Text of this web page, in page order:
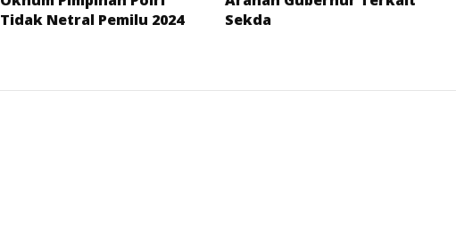
Tidak Netral Pemilu 2024
Sekda